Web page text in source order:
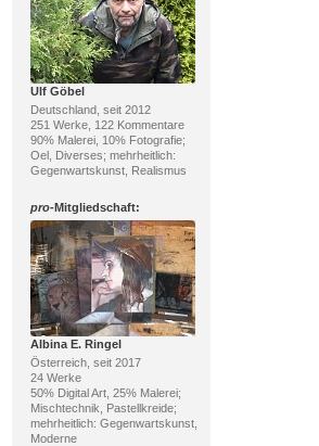
Ulf Göbel
Deutschland, seit 2012
251 Werke, 122 Kommentare
90% Malerei, 10% Fotografie;
Oel, Diverses; mehrheitlich:
Gegenwartskunst, Realismus
pro-Mitgliedschaft:
Albina E. Ringel
Österreich, seit 2017
24 Werke
50% Digital Art, 25% Malerei;
Mischtechnik, Pastellkreide;
mehrheitlich: Gegenwartskunst,
Moderne